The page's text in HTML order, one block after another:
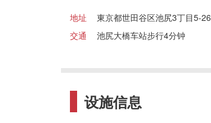
地址
東京都世田谷区池尻3丁目5-26
交通
池尻大橋车站步行4分钟
设施信息